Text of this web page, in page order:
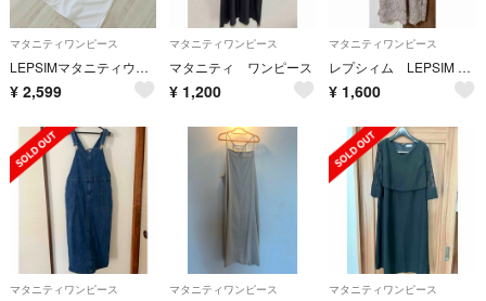
マタニティワンピース
LEPSIMマタニティウェア シャツワンピース フリーサイズ 白 Aライン
¥ 2,599
マタニティワンピース
マタニティ ワンピース
¥ 1,200
マタニティワンピース
レプシィム LEPSIM マタニティーワンピース
¥ 1,600
マタニティワンピース マタニティワンピース マタニティワンピース